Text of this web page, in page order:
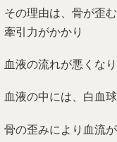
その理由は、骨が歪
牽引力がかかり
血液の流れが悪くなり
血液の中には、白血
骨の歪みにより血流